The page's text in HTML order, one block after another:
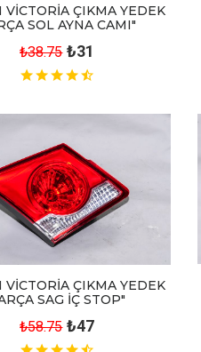
VİCTORİA ÇIKMA YEDEK
SOL AYNA CAMI"
₺38.75 ₺31
VİCTORİA ÇIKMA YEDEK
SAG İÇ STOP"
₺58.75 ₺47